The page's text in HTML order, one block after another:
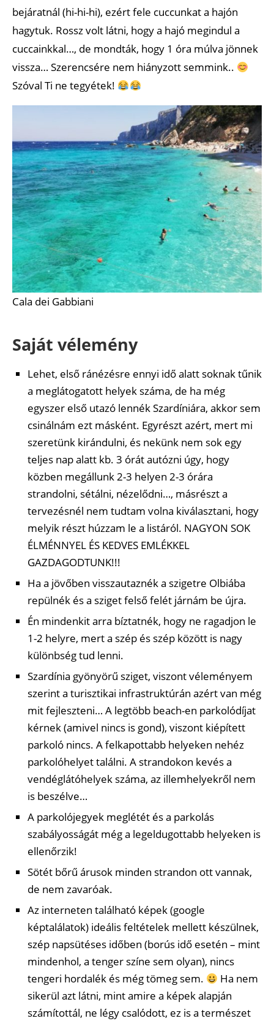
bejáratnál (hi-hi-hi), ezért fele cuccunkat a hajón
hagytuk. Rossz volt látni, hogy a hajó megindul a
cuccainkkal…, de mondták, hogy 1 óra múlva jönnek
vissza… Szerencsére nem hiányzott semmink..
Szóval Ti ne tegyétek!
Cala dei Gabbiani
Saját vélemény
Lehet, első ránézésre ennyi idő alatt soknak tűnik
a meglátogatott helyek száma, de ha még
egyszer első utazó lennék Szardíniára, akkor sem
csinálnám ezt másként. Egyrészt azért, mert mi
szeretünk kirándulni, és nekünk nem sok egy
teljes nap alatt kb. 3 órát autózni úgy, hogy
közben megállunk 2-3 helyen 2-3 órára
strandolni, sétálni, nézelődni…, másrészt a
tervezésnél nem tudtam volna kiválasztani, hogy
melyik részt húzzam le a listáról. NAGYON SOK
ÉLMÉNNYEL ÉS KEDVES EMLÉKKEL
GAZDAGODTUNK!!!
Ha a jövőben visszautaznék a szigetre Olbiába
repülnék és a sziget felső felét járnám be újra.
Én mindenkit arra bíztatnék, hogy ne ragadjon le
1-2 helyre, mert a szép és szép között is nagy
különbség tud lenni.
Szardínia gyönyörű sziget, viszont véleményem
szerint a turisztikai infrastruktúrán azért van még
mit fejleszteni… A legtöbb beach-en parkolódíjat
kérnek (amivel nincs is gond), viszont kiépített
parkoló nincs. A felkapottabb helyeken nehéz
parkolóhelyet találni. A strandokon kevés a
vendéglátóhelyek száma, az illemhelyekről nem
is beszélve…
A parkolójegyek meglétét és a parkolás
szabályosságát még a legeldugottabb helyeken is
ellenőrzik!
Sötét bőrű árusok minden strandon ott vannak,
de nem zavaróak.
Az interneten található képek (google
képtalálatok) ideális feltételek mellett készülnek,
szép napsütéses időben (borús idő esetén – mint
mindenhol, a tenger színe sem olyan), nincs
tengeri hordalék és még tömeg sem.
Ha nem
sikerül azt látni, mint amire a képek alapján
számítottál, ne légy csalódott, ez is a természet